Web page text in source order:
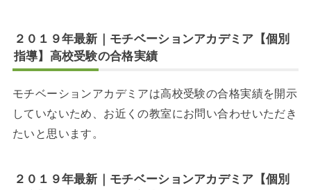
２０１９年最新｜モチベーションアカデミア【個別
指導】高校受験の合格実績
モチベーションアカデミアは高校受験の合格実績を開示
していないため、お近くの教室にお問い合わせいただき
たいと思います。
２０１９年最新｜モチベーションアカデミア【個別